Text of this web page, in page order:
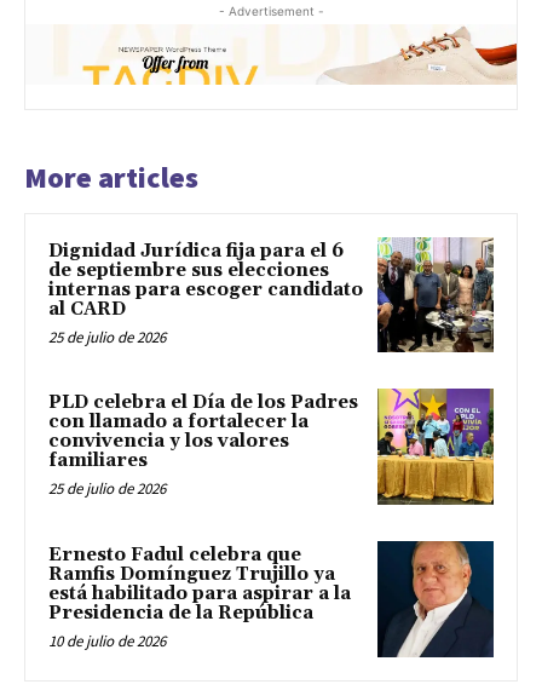
- Advertisement -
More articles
Dignidad Jurídica fija para el 6
de septiembre sus elecciones
internas para escoger candidato
al CARD
25 de julio de 2026
PLD celebra el Día de los Padres
con llamado a fortalecer la
convivencia y los valores
familiares
25 de julio de 2026
Ernesto Fadul celebra que
Ramfis Domínguez Trujillo ya
está habilitado para aspirar a la
Presidencia de la República
10 de julio de 2026